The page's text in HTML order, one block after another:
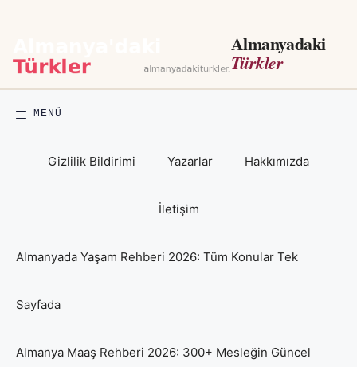
Almanyadaki
Türkler
MENÜ
Gizlilik Bildirimi Yazarlar Hakkımızda
İletişim
Almanyada Yaşam Rehberi 2026: Tüm Konular Tek
Sayfada
Almanya Maaş Rehberi 2026: 300+ Mesleğin Güncel